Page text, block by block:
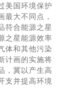
美国环境保护
最大不同点，
符合能源之星
之星能源效率
体和其他污染
计画的实施将
，冀以产生高
支并提高环境